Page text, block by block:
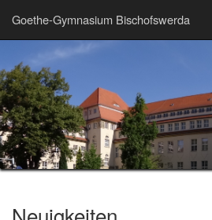
Goethe-Gymnasium Bischofswerda